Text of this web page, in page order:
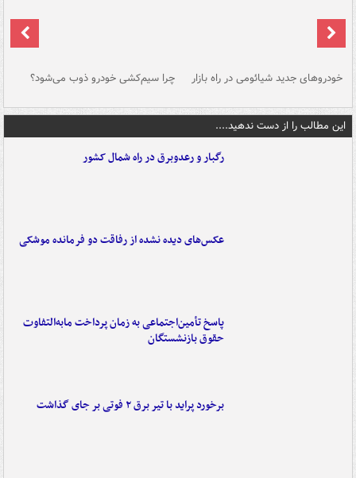
خودروهای جدید شیائومی در راه بازار چرا سیم‌کشی خودرو ذوب می‌شود؟
این مطالب را از دست ندهید....
رگبار و رعدوبرق در راه شمال کشور
عکس‌های دیده نشده از رفاقت دو فرمانده‌ موشکی
پاسخ تأمین‌اجتماعی به زمان پرداخت مابه‌التفاوت
حقوق بازنشستگان
برخورد پراید با تیر برق ۲ فوتی بر جای گذاشت